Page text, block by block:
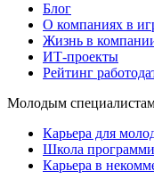
Блог
О компаниях в
Жизнь в
ИТ-проекты
Рейтинг
Молодым
Карьера для
Школа
Карьера в